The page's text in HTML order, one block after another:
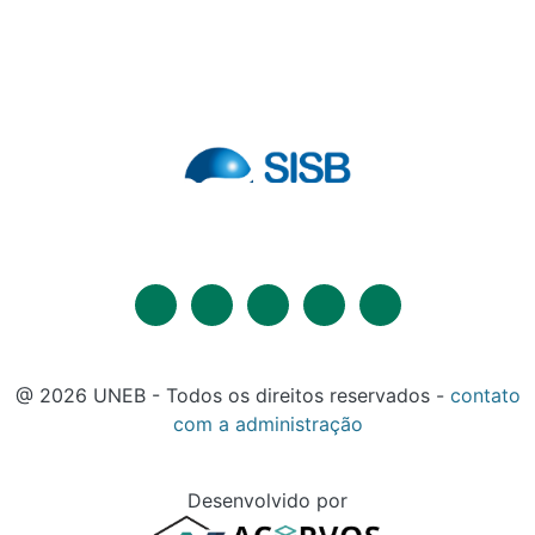
@ 2026 UNEB - Todos os direitos reservados - contato
com a administração
Desenvolvido por